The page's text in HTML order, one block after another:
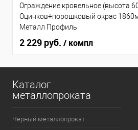
Ограждение кровельное (высота
Оцинков+порошковый окрас
Металл Профиль
2 229 руб. / компл
Каталог
металлопроката
Черный металлопрокат